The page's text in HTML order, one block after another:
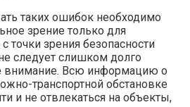
таких ошибок необходимо
зрение только для
точки зрения безопасности
следует слишком долго
внимание. Всю информацию о
транспортной обстановке
и не отвлекаться на объекты,